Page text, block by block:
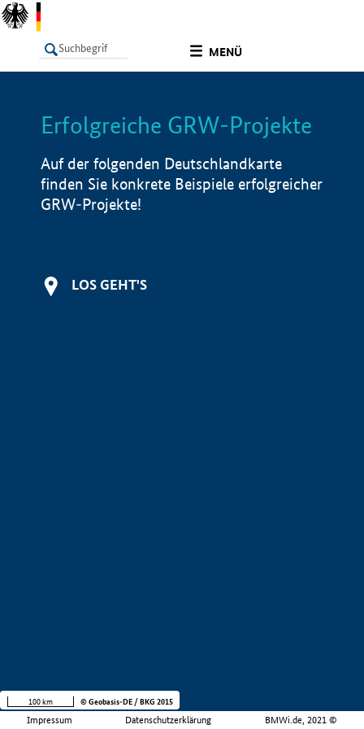
MENÜ
LISTE Info
Erfolgreiche GRW-Projekte
Auf der folgenden Deutschlandkarte
finden Sie konkrete Beispiele erfolgreicher
GRW-Projekte!
LOS GEHT'S
Impressum Datenschutzerklärung BMWi.de, 2021 ©
100 km © Geobasis-DE / BKG 2015